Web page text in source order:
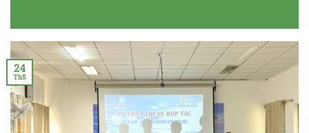
24
Th5